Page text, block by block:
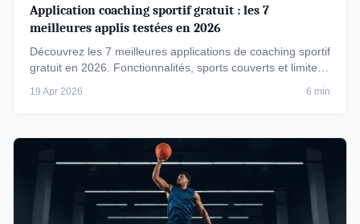
Application coaching sportif gratuit : les 7
meilleures applis testées en 2026
Découvrez les 7 meilleures applications de coaching sportif
gratuit en 2026. Fonctionnalités, sports couverts et limites
19 Apr 2026 6 min